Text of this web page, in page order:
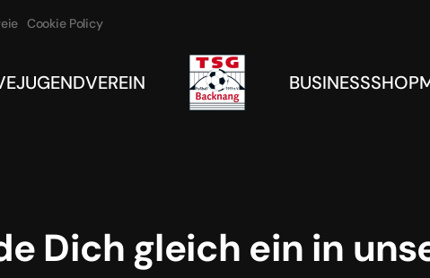
Cookie Policy
JUGENDVEREIN BUSINESSSHOP
Dich gleich ein in